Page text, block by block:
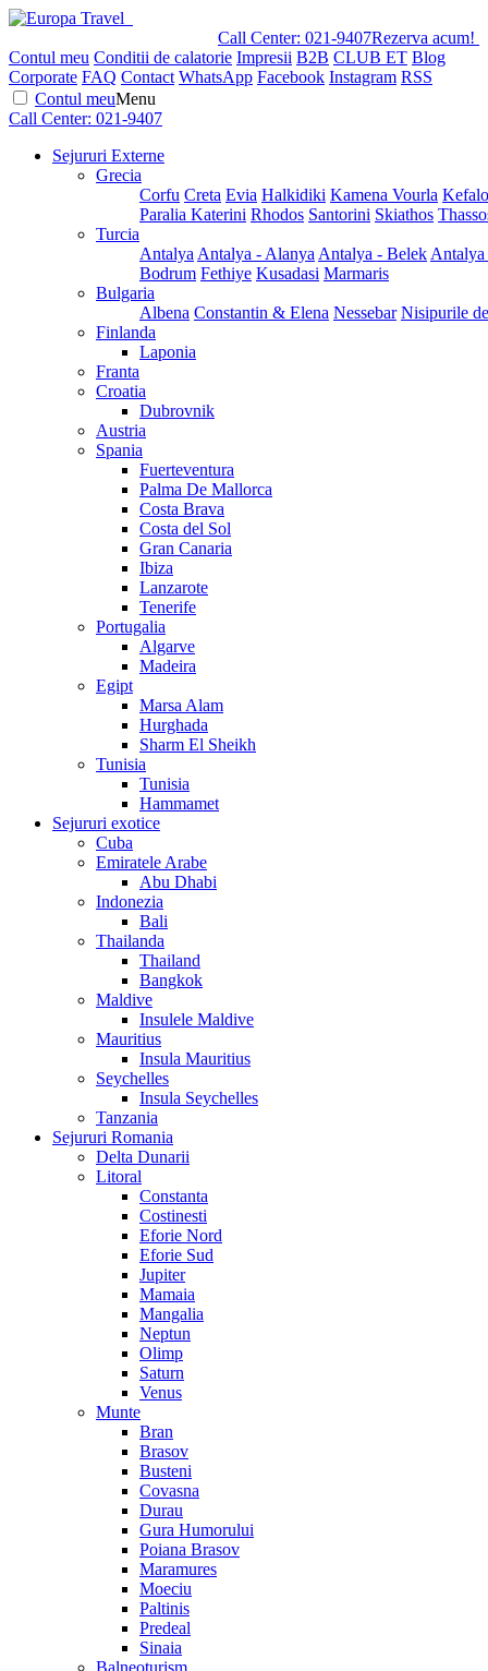
Call Center: 021-9407Rezerva acum!
Contul meu Conditii de calatorie Impresii B2B CLUB ET Blog
Corporate FAQ Contact WhatsApp Facebook Instagram RSS
Contul meuMenu
Call Center: 021-9407
Sejururi Externe
Grecia
Corfu Creta Evia Halkidiki Kamena Vourla
Paralia Katerini Rhodos Santorini Skiathos
Turcia
Antalya Antalya - Alanya Antalya - Belek
Bodrum Fethiye Kusadasi Marmaris
Bulgaria
Albena Constantin & Elena Nessebar Nisipurile
Finlanda
Laponia
Franta
Croatia
Dubrovnik
Austria
Spania
Fuerteventura
Palma De Mallorca
Costa Brava
Costa del Sol
Gran Canaria
Ibiza
Lanzarote
Tenerife
Portugalia
Algarve
Madeira
Egipt
Marsa Alam
Hurghada
Sharm El Sheikh
Tunisia
Tunisia
Hammamet
Sejururi exotice
Cuba
Emiratele Arabe
Abu Dhabi
Indonezia
Bali
Thailanda
Thailand
Bangkok
Maldive
Insulele Maldive
Mauritius
Insula Mauritius
Seychelles
Insula Seychelles
Tanzania
Sejururi Romania
Delta Dunarii
Litoral
Constanta
Costinesti
Eforie Nord
Eforie Sud
Jupiter
Mamaia
Mangalia
Neptun
Olimp
Saturn
Venus
Munte
Bran
Brasov
Busteni
Covasna
Durau
Gura Humorului
Poiana Brasov
Maramures
Moeciu
Paltinis
Predeal
Sinaia
Balneoturism